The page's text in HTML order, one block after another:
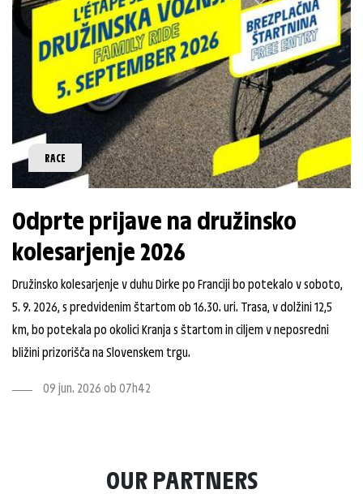
RACE
Odprte prijave na družinsko
kolesarjenje 2026
Družinsko kolesarjenje v duhu Dirke po Franciji bo potekalo v soboto,
5. 9. 2026, s predvidenim štartom ob 16.30. uri. Trasa, v dolžini 12,5
km, bo potekala po okolici Kranja s štartom in ciljem v neposredni
bližini prizorišča na Slovenskem trgu.
09 jun. 2026 ob 07h42
OUR PARTNERS